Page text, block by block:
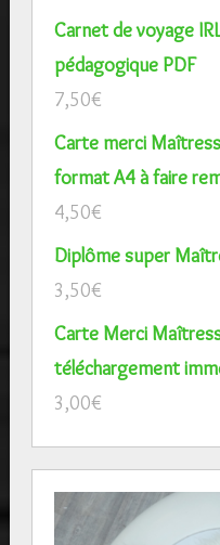
Carnet de voyage
pédagogique PDF
7,50€
Carte merci
format A4 à faire
4,50€
Diplôme super
3,50€
Carte Merci
téléchargement
3,00€